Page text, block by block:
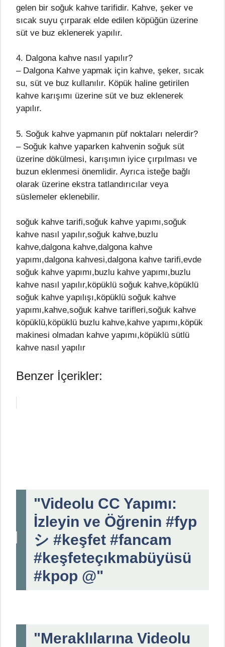
gelen bir soğuk kahve tarifidir. Kahve, şeker ve
sıcak suyu çırparak elde edilen köpüğün üzerine
süt ve buz eklenerek yapılır.
4. Dalgona kahve nasıl yapılır?
– Dalgona Kahve yapmak için kahve, şeker, sıcak
su, süt ve buz kullanılır. Köpük haline getirilen
kahve karışımı üzerine süt ve buz eklenerek
yapılır.
5. Soğuk kahve yapmanın püf noktaları nelerdir?
– Soğuk kahve yaparken kahvenin soğuk süt
üzerine dökülmesi, karışımın iyice çırpılması ve
buzun eklenmesi önemlidir. Ayrıca isteğe bağlı
olarak üzerine ekstra tatlandırıcılar veya
süslemeler eklenebilir.
soğuk kahve tarifi,soğuk kahve yapımı,soğuk
kahve nasıl yapılır,soğuk kahve,buzlu
kahve,dalgona kahve,dalgona kahve
yapımı,dalgona kahvesi,dalgona kahve tarifi,evde
soğuk kahve yapımı,buzlu kahve yapımı,buzlu
kahve nasıl yapılır,köpüklü soğuk kahve,köpüklü
soğuk kahve yapılışı,köpüklü soğuk kahve
yapımı,kahve,soğuk kahve tarifleri,soğuk kahve
köpüklü,köpüklü buzlu kahve,kahve yapımı,köpük
makinesi olmadan kahve yapımı,köpüklü sütlü
kahve nasıl yapılır
Benzer İçerikler:
"Videolu CC Yapımı:
İzleyin ve Öğrenin #fyp
シ #keşfet #fancam
#keşfeteçıkmabüyüsü
#kpop @"
"Meraklılarına Videolu